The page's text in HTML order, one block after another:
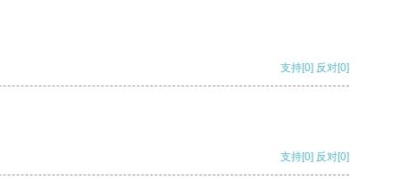
支持[0] 反对[0]
支持[0] 反对[0]